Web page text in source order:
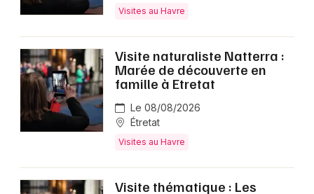
Visites au Havre
Visite naturaliste Natterra :
Marée de découverte en
famille à Etretat
Le 08/08/2026
Étretat
Visites au Havre
Visite thématique : Les